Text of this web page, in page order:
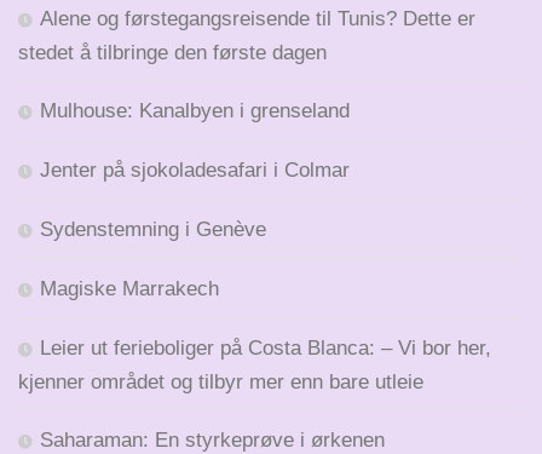
Alene og førstegangsreisende til Tunis? Dette er
stedet å tilbringe den første dagen
Mulhouse: Kanalbyen i grenseland
Jenter på sjokoladesafari i Colmar
Sydenstemning i Genève
Magiske Marrakech
Leier ut ferieboliger på Costa Blanca: – Vi bor her,
kjenner området og tilbyr mer enn bare utleie
Saharaman: En styrkeprøve i ørkenen